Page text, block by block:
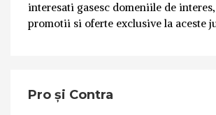
interesati gasesc domeniile de
promotii si oferte exclusive la aceste
Pro și Contra